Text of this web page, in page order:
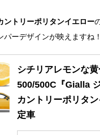
ントリーポリタンイエロー
パーデザインが映えますね！
シチリアレモンな
500/500C『Gialla
カントリーポリタ
定車